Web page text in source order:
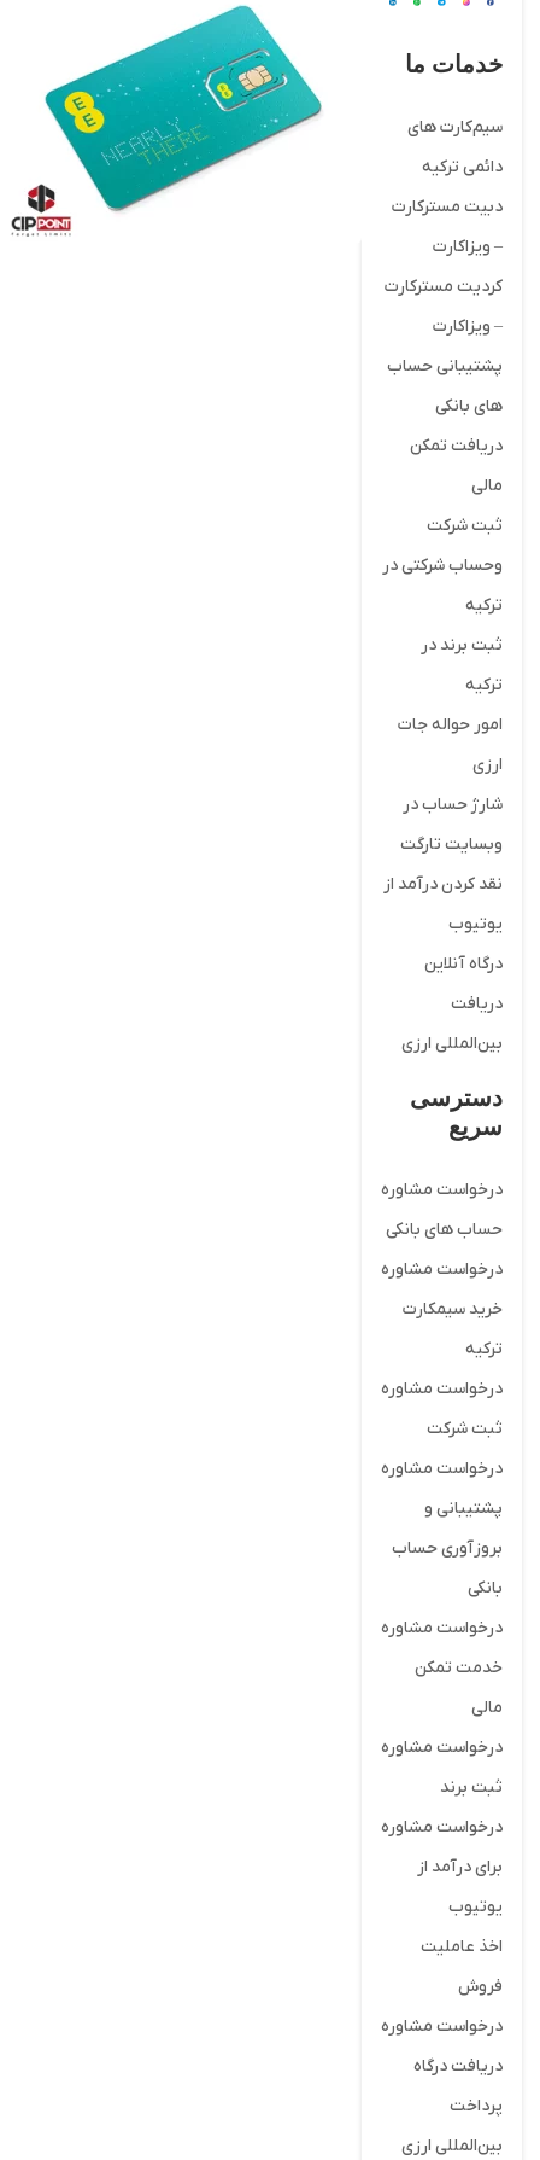
خدمات ما
سیم‌کارت های
دائمی ترکیه
دبیت مسترکارت
– ویزاکارت
کردیت مسترکارت
– ویزاکارت
پشتیبانی حساب
های بانکی
دریافت تمکن
مالی
ثبت شرکت
وحساب شرکتی در
ترکیه
ثبت برند در
ترکیه
امور حواله جات
ارزی
شارژ حساب در
وبسایت تارگت
نقد کردن درآمد از
یوتیوب
درگاه آنلاین
دریافت
بین‌المللی ارزی
دسترسی
سریع
درخواست مشاوره
حساب های بانکی
درخواست مشاوره
خرید سیمکارت
ترکیه
درخواست مشاوره
ثبت شرکت
درخواست مشاوره
پشتیبانی و
بروزآوری حساب
بانکی
درخواست مشاوره
خدمت تمکن
مالی
درخواست مشاوره
ثبت برند
درخواست مشاوره
برای درآمد از
یوتیوب
اخذ عاملیت
فروش
درخواست مشاوره
دریافت درگاه
پرداخت
بین‌المللی ارزی